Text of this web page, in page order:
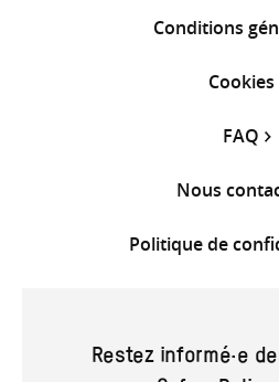
Conditions
Cookies
FAQ
Nous
Politique de
Restez informé·e